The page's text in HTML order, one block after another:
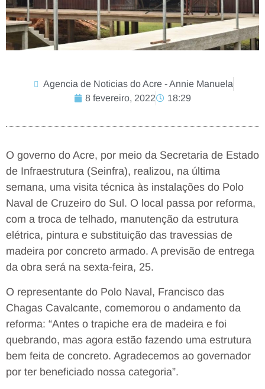
Agencia de Noticias do Acre - Annie Manuela
8 fevereiro, 2022
18:29
O governo do Acre, por meio da Secretaria de Estado
de Infraestrutura (Seinfra), realizou, na última
semana, uma visita técnica às instalações do Polo
Naval de Cruzeiro do Sul. O local passa por reforma,
com a troca de telhado, manutenção da estrutura
elétrica, pintura e substituição das travessias de
madeira por concreto armado. A previsão de entrega
da obra será na sexta-feira, 25.
O representante do Polo Naval, Francisco das
Chagas Cavalcante, comemorou o andamento da
reforma: “Antes o trapiche era de madeira e foi
quebrando, mas agora estão fazendo uma estrutura
bem feita de concreto. Agradecemos ao governador
por ter beneficiado nossa categoria”.